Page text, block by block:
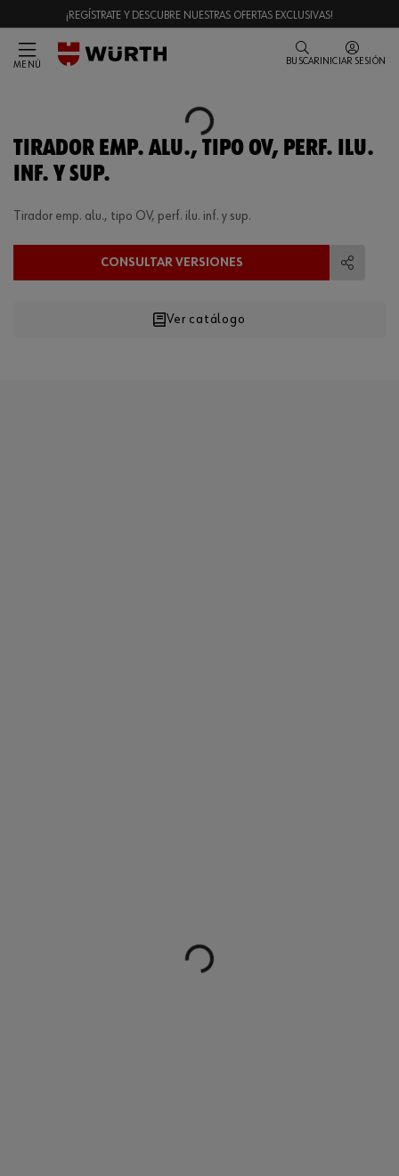
¡REGÍSTRATE Y DESCUBRE NUESTRAS OFERTAS EXCLUSIVAS!
MENÚ BUSCAR INICIAR SESIÓN
Loading...
TIRADOR EMP. ALU., TIPO OV, PERF. ILU.
INF. Y SUP.
Tirador emp. alu., tipo OV, perf. ilu. inf. y sup.
CONSULTAR VERSIONES
Ver catálogo